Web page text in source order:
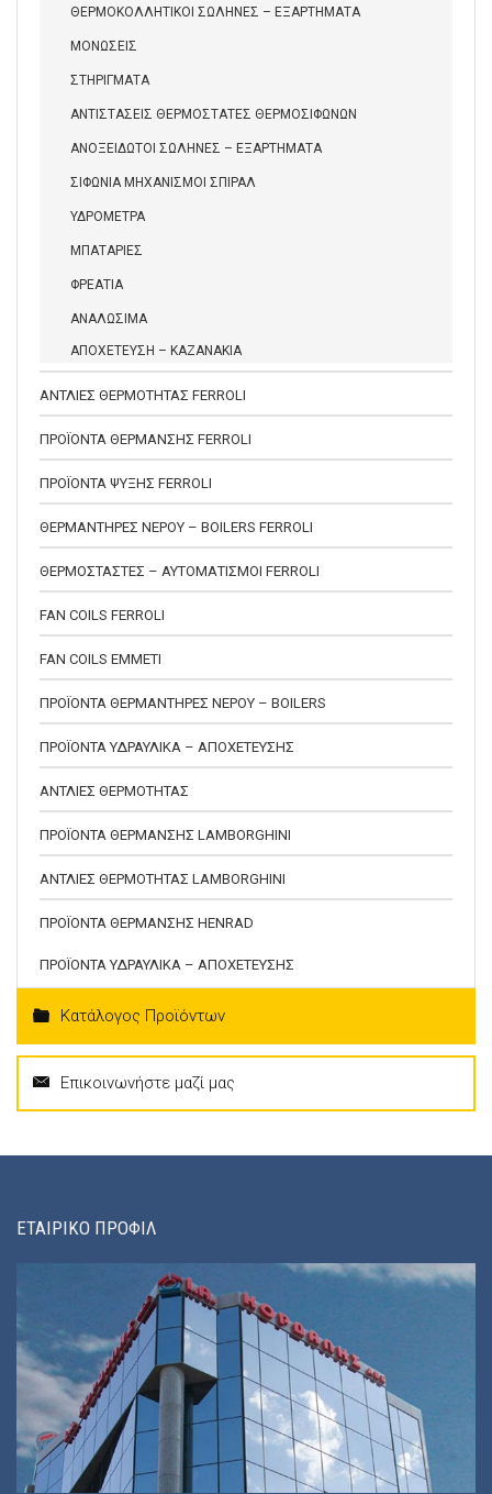
ΘΕΡΜΟΚΟΛΛΗΤΙΚΟΙ ΣΩΛΗΝΕΣ – ΕΞΑΡΤΗΜΑΤΑ
ΜΟΝΩΣΕΙΣ
ΣΤΗΡΙΓΜΑΤΑ
ΑΝΤΙΣΤΑΣΕΙΣ ΘΕΡΜΟΣΤΑΤΕΣ ΘΕΡΜΟΣΙΦΩΝΩΝ
ΑΝΟΞΕΙΔΩΤΟΙ ΣΩΛΗΝΕΣ – ΕΞΑΡΤΗΜΑΤΑ
ΣΙΦΩΝΙΑ ΜΗΧΑΝΙΣΜΟΙ ΣΠΙΡΑΛ
ΥΔΡΟΜΕΤΡΑ
ΜΠΑΤΑΡΙΕΣ
ΦΡΕΑΤΙΑ
ΑΝΑΛΩΣΙΜΑ
ΑΠΟΧΕΤΕΥΣΗ – ΚΑΖΑΝΑΚΙΑ
ΑΝΤΛΙΕΣ ΘΕΡΜΟΤΗΤΑΣ FERROLI
ΠΡΟΪΟΝΤΑ ΘΕΡΜΑΝΣΗΣ FERROLI
ΠΡΟΪΟΝΤΑ ΨΥΞΗΣ FERROLI
ΘΕΡΜΑΝΤΗΡΕΣ ΝΕΡΟΥ – BOILERS FERROLI
ΘΕΡΜΟΣΤΑΣΤΕΣ – ΑΥΤΟΜΑΤΙΣΜΟΙ FERROLI
FAN COILS FERROLI
FAN COILS EMMETI
ΠΡΟΪΟΝΤΑ ΘΕΡΜΑΝΤΗΡΕΣ ΝΕΡΟΥ – BOILERS
ΠΡΟΪΟΝΤΑ ΥΔΡΑΥΛΙΚΑ – ΑΠΟΧΕΤΕΥΣΗΣ
ΑΝΤΛΙΕΣ ΘΕΡΜΟΤΗΤΑΣ
ΠΡΟΪΟΝΤΑ ΘΕΡΜΑΝΣΗΣ LAMBORGHINI
ΑΝΤΛΙΕΣ ΘΕΡΜΟΤΗΤΑΣ LAMBORGHINI
ΠΡΟΪΟΝΤΑ ΘΕΡΜΑΝΣΗΣ HENRAD
ΠΡΟΪΟΝΤΑ ΥΔΡΑΥΛΙΚΑ – ΑΠΟΧΕΤΕΥΣΗΣ
Κατάλογος Προϊόντων
Επικοινωνήστε μαζί μας
ΕΤΑΙΡΙΚΟ ΠΡΟΦΙΛ